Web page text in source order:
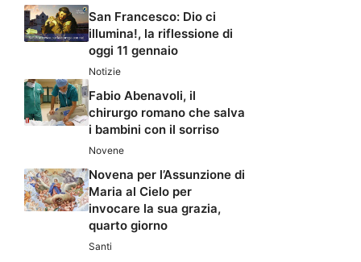
San Francesco: Dio ci
illumina!, la riflessione di
oggi 11 gennaio
Notizie
Fabio Abenavoli, il
chirurgo romano che salva
i bambini con il sorriso
Novene
Novena per l’Assunzione di
Maria al Cielo per
invocare la sua grazia,
quarto giorno
Santi